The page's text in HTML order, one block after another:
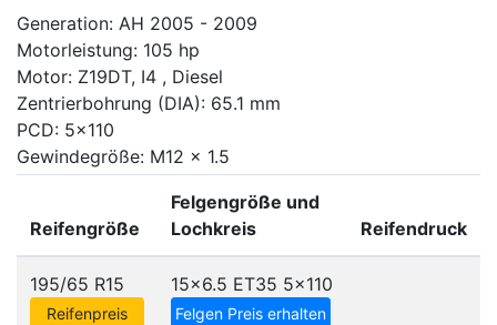
Generation: AH 2005 - 2009
Motorleistung: 105 hp
Motor: Z19DT, I4 , Diesel
Zentrierbohrung (DIA): 65.1 mm
PCD: 5x110
Gewindegröße: M12 x 1.5
Reifengröße
Felgengröße und
Lochkreis
Reifendruck
195/65 R15
Reifenpreis
15x6.5 ET35 5x110
Felgen Preis erhalten